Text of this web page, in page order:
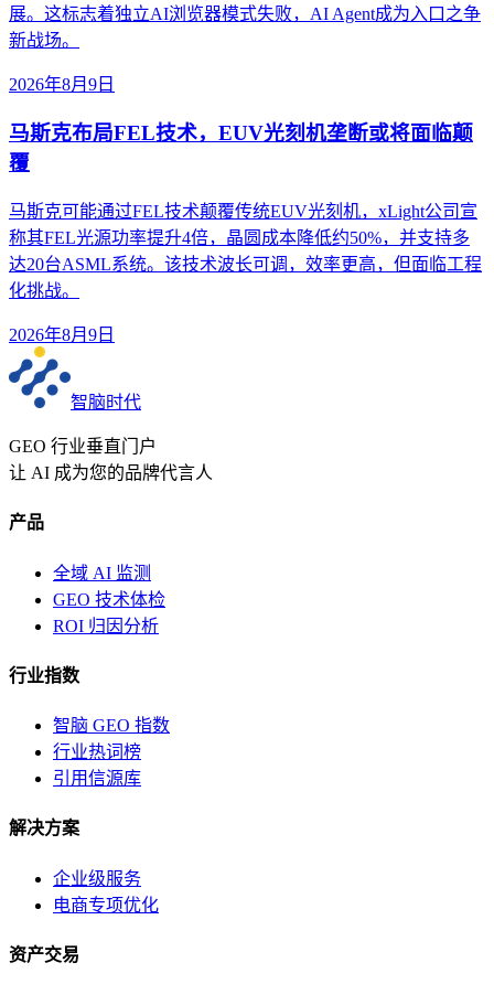
展。这标志着独立AI浏览器模式失败，AI Agent成为入口之争
新战场。
2026年8月9日
马斯克布局FEL技术，EUV光刻机垄断或将面临颠
覆
马斯克可能通过FEL技术颠覆传统EUV光刻机，xLight公司宣
称其FEL光源功率提升4倍，晶圆成本降低约50%，并支持多
达20台ASML系统。该技术波长可调，效率更高，但面临工程
化挑战。
2026年8月9日
智脑时代
GEO 行业垂直门户
让 AI 成为您的品牌代言人
产品
全域 AI 监测
GEO 技术体检
ROI 归因分析
行业指数
智脑 GEO 指数
行业热词榜
引用信源库
解决方案
企业级服务
电商专项优化
资产交易